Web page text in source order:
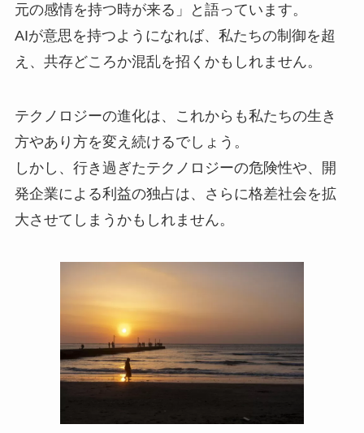
元の感情を持つ時が来る」と語っています。
AIが意思を持つようになれば、私たちの制御を超
え、共存どころか混乱を招くかもしれません。
テクノロジーの進化は、これからも私たちの生き
方やあり方を変え続けるでしょう。
しかし、行き過ぎたテクノロジーの危険性や、開
発企業による利益の独占は、さらに格差社会を拡
大させてしまうかもしれません。